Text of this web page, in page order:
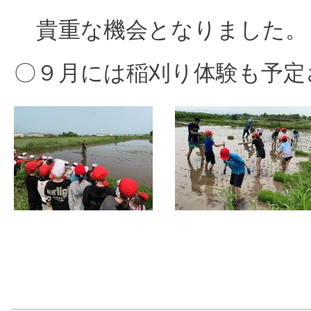
貴重な機会となりました。
〇９月には稲刈り体験も予